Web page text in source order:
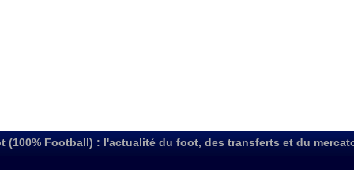
(100% Football) : l'actualité du foot, des transferts et du